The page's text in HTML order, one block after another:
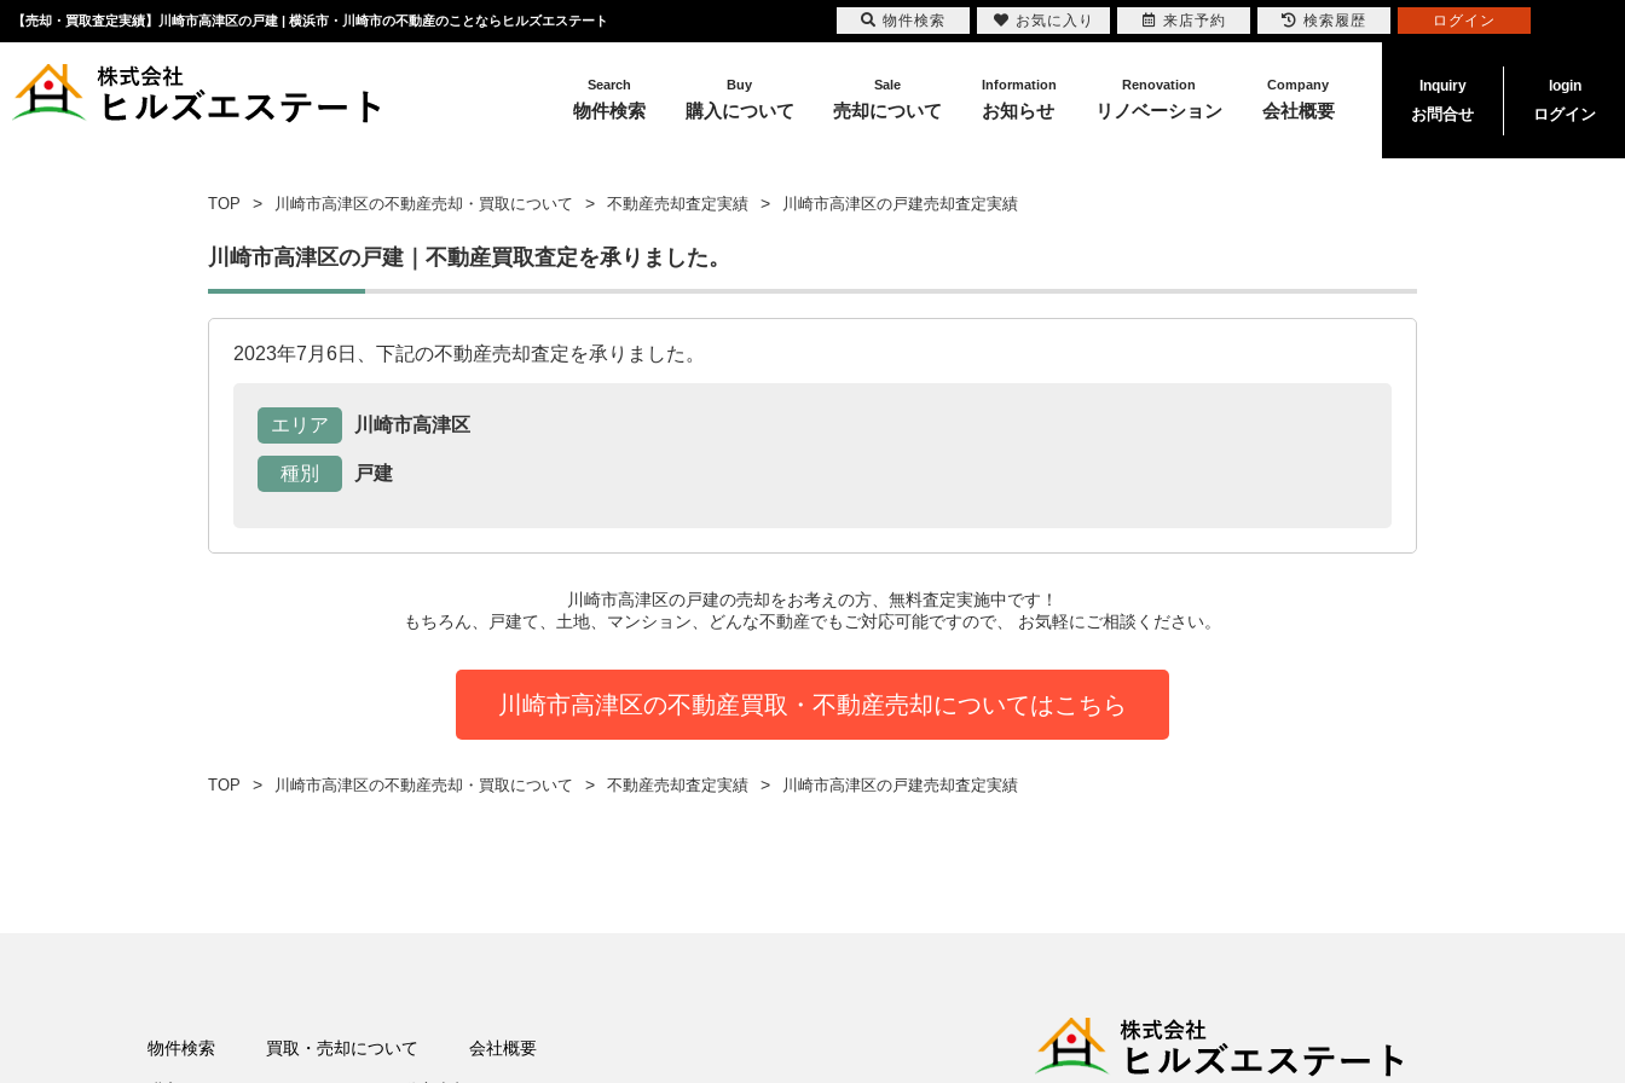
【売却・買取査定実績】川崎市高津区の戸建 | 横浜市・川崎市の不動産のことならヒルズエステート
Search
物件検索
Buy
購入について
Sale
売却について
Information
お知らせ
Renovation
リノベーション
Company
会社概要
Inquiry
お問合せ
login
ログイン
TOP 川崎市高津区の不動産売却・買取について 不動産売却査定実績 川崎市高津区の戸建売却査定実績
川崎市高津区の戸建｜不動産買取査定を承りました。
2023年7月6日、下記の不動産売却査定を承りました。
エリア 川崎市高津区
種別 戸建
川崎市高津区の戸建の売却をお考えの方、無料査定実施中です！
もちろん、戸建て、土地、マンション、どんな不動産でもご対応可能ですので、 お気軽にご相談ください。
川崎市高津区の不動産買取・不動産売却についてはこちら
TOP 川崎市高津区の不動産売却・買取について 不動産売却査定実績 川崎市高津区の戸建売却査定実績
物件検索 買取・売却について 会社概要
物件検索 お気に入り 来店予約 検索履歴 ログイン